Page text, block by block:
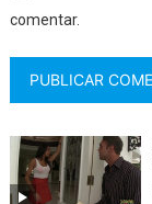
comentar.